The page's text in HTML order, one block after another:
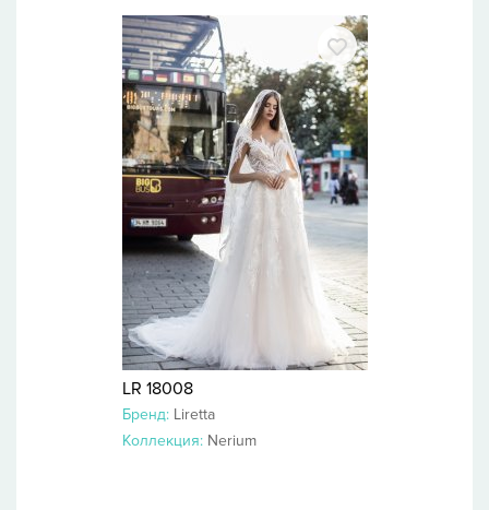
LR 18008
Бренд: Liretta
Коллекция: Nerium